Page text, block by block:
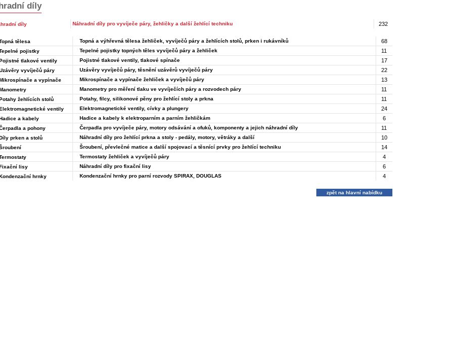
díly
díly Náhradní díly pro vyvíječe páry, žehličky a další žehlící techniku 232
tělesa Topná a výhřevná tělesa žehliček, vyvíječů páry a žehlících stolů, prken i rukávníků
68
pojistky Tepelné pojistky topných těles vyvíječů páry a žehliček
11
tlakové ventily Pojistné tlakové ventily, tlakové spínače
17
vyvíječů páry Uzávěry vyvíječů páry, těsnění uzávěrů vyvíječů páry
22
a vypínače Mikrospínače a vypínače žehliček a vyvíječů páry
13
Manometry pro měření tlaku ve vyvíječích páry a rozvodech páry
11
žehlících stolů Potahy, filcy, silikonové pěny pro žehlící stoly a prkna
11
ventily Elektromagnetické ventily, cívky a plungery
24
a kabely Hadice a kabely k elektroparním a parním žehličkám
6
a pohony Čerpadla pro vyvíječe páry, motory odsávání a ofuků, komponenty a jejich náhradní díly
11
prken a stolů Náhradní díly pro žehlící prkna a stoly - pedály, motory, větráky a další
10
Šroubení, převlečné matice a další spojovací a těsnící prvky pro žehlící techniku
14
Termostaty žehliček a vyvíječů páry
4
lisy Náhradní díly pro fixační lisy
6
hrnky Kondenzační hrnky pro parní rozvody SPIRAX, DOUGLAS 4
zpět na hlavní nabídku